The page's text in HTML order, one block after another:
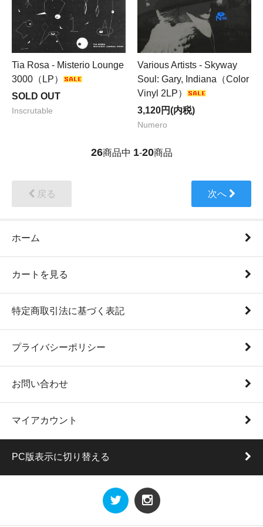
Tia Rosa - Misterio Lounge
3000（LP）
SOLD OUT
Inscrutable
Various Artists - Skyway
Soul: Gary, Indiana（Color
Vinyl 2LP）
3,120円(内税)
Numero
26商品中 1-20商品
戻る 次へ
ホーム
カートを見る
特定商取引法に基づく表記
プライバシーポリシー
お問い合わせ
マイアカウント
PC版表示に切り替える